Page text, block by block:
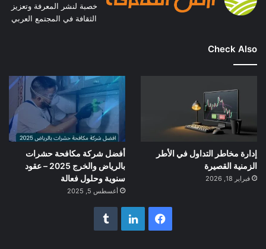
خصبة لنشر المعرفة وتعزيز
الثقافة في المجتمع العربي
Check Also
إدارة مخاطر التداول في الأطر
الزمنية القصيرة
فبراير 18, 2026
أفضل شركة مكافحة حشرات
بالرياض والخرج 2025 – عقود
سنوية وحلول فعالة
أغسطس 5, 2025
فيسبوكلينكدإن
‏Tumblr